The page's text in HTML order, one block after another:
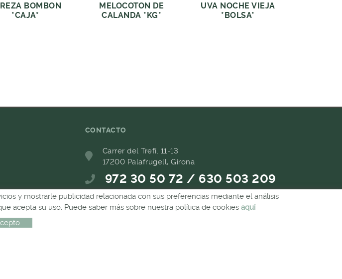
BOMBON
*CAJA*
MELOCOTON DE
CALANDA *KG*
UVA NOCHE VIEJA
*BOLSA*
CONTACTO
Carrer del Trefí. 11-13
17200 Palafrugell, Girona
972 30 50 72 / 630 503 209
689 657 489
y mostrarle publicidad relacionada con sus preferencias mediante el análisis
acepta su uso. Puede saber más sobre nuestra política de cookies aquí